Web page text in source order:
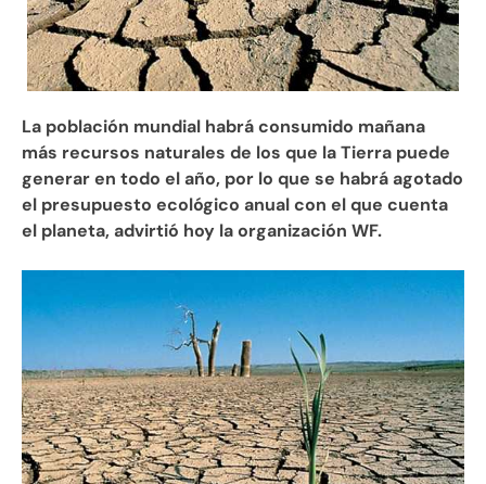
La población mundial habrá consumido mañana
más recursos naturales de los que la Tierra puede
generar en todo el año, por lo que se habrá agotado
el presupuesto ecológico anual con el que cuenta
el planeta, advirtió hoy la organización WF.